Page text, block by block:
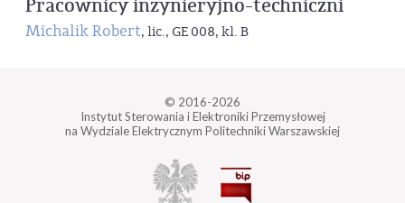
Pracownicy inzynieryjno-techniczni
Michalik Robert, lic., GE 008, kl. B
© 2016-2026
Instytut Sterowania i Elektroniki Przemysłowej
na Wydziale Elektrycznym Politechniki Warszawskiej